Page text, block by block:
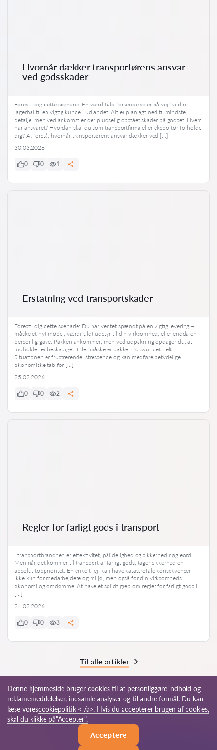
Hvornår dækker transportørens ansvar
ved godsskader
Forestil dig dette scenarie: En værdifuld forsendelse er på vej fra din
lagerhal til en vigtig kunde i udlandet. Alt er planlagt ned til mindste
detalje, men ved ankomst er der pludselig opstået skader på godset. Hvem
har ansvaret? Hvordan skal du som transportfirma eller eksportør forholde
dig? At forstå, hvornår transportørens ansvar dækker ved […]
30.03.2026
0 0 1
Erstatning ved transportskader
Forestil dig dette scenarie: Du har ventet spændt på en vigtig levering –
måske et nyt møbel, værdifuldt udstyr til din virksomhed, eller endda en
personlig gave. Pakken ankommer, men ved udpakning opdager du, at
indholdet er beskadiget. Eller måske er pakken forsvundet helt.
Situationen er frustrerende, stressende og kan medføre betydelige
økonomiske tab for […]
25.02.2026
0 0 2
Regler for farligt gods i transport
I transportbranchen er effektivitet, pålidelighed og sikkerhed nøgleord.
Men når det kommer til transport af farligt gods, tager sikkerhed en
absolut topprioritet. En enkelt fejl kan have katastrofale konsekvenser –
ikke kun for medarbejdere og miljø, men også for din virksomheds
økonomi og omdømme. At have et solidt greb om regler for farligt gods i
[…]
24.02.2026
0 0 3
Til alle artikler
© 2026 Advokat-dk.com
Vores verdensomspændende
netværk
Denne hjemmeside bruger cookies til at personliggøre indhold og
reklamemeddelelser, indsamle analyser og til andre formål. Du kan
læse vorescookiepolitik < /a>. Hvis du accepterer brugen af cookies,
skal du klikke på"Accepter".
Acceptere